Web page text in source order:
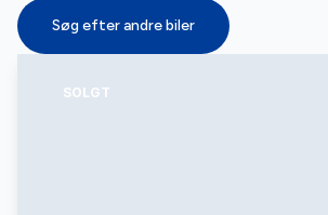
SOLGT
Søg efter andre biler